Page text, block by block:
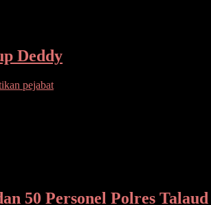
Deddy
pejabat
50 Personel Polres